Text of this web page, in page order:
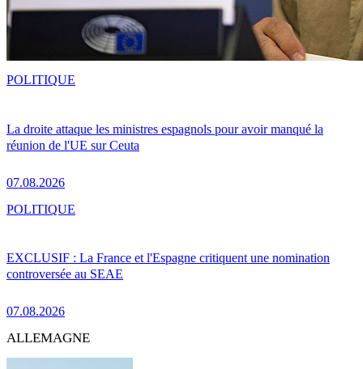
La droite attaque les ministres espagnols pour avoir manqué la
réunion de l'UE sur Ceuta
07.08.2026
POLITIQUE
EXCLUSIF : La France et l'Espagne critiquent une nomination
controversée au SEAE
07.08.2026
POLITIQUE
ALLEMAGNE